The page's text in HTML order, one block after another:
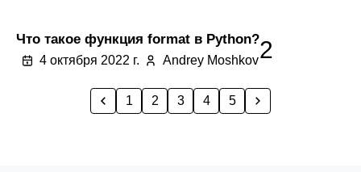
Что такое функция format в Python?
4 октября 2022 г. Andrey Moshkov2
1 2 3 4 5